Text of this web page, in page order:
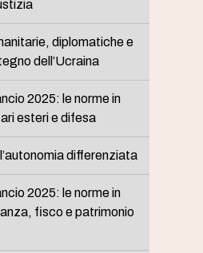
diplomatiche e
dell’Ucraina
2025: le norme in
esteri e difesa
differenziata
2025: le norme in
fisco e patrimonio